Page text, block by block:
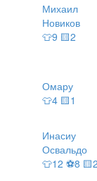
Михаил
Новиков
👕9 🟨2
Омару
👕4 🟨1
Инасиу
Освальдо
👕12 ⚽8 🟨2